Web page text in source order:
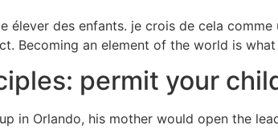
élever des enfants. je crois de cela
Becoming an element of the world is what
permit your
in Orlando, his mother would open the